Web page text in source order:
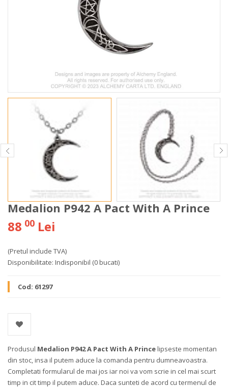
Medalion P942 A Pact With A Prince
88 00 Lei
(Pretul include TVA)
Disponibilitate: Indisponibil (0 bucati)
Cod: 61297
Produsul Medalion P942 A Pact With A Princelipseste momentan
din stoc, insa il putem aduce la comanda pentru dumneavoastra.
Completati formularul de mai jos iar noi va vom scrie in cel mai scurt
timp in cit timp il putem aduce. Daca sunteti de acord cu termenul de